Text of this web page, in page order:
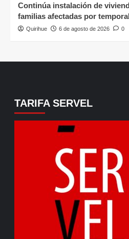
Continúa instalación de
familias afectadas por
Quirihue 6 de agosto de 2026 0
TARIFA SERVEL